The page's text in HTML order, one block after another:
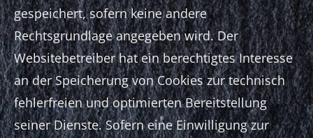
gespeichert, sofern keine andere
Rechtsgrundlage angegeben wird. Der
Websitebetreiber hat ein berechtigtes Interesse
an der Speicherung von Cookies zur technisch
fehlerfreien und optimierten Bereitstellung
seiner Dienste. Sofern eine Einwilligung zur